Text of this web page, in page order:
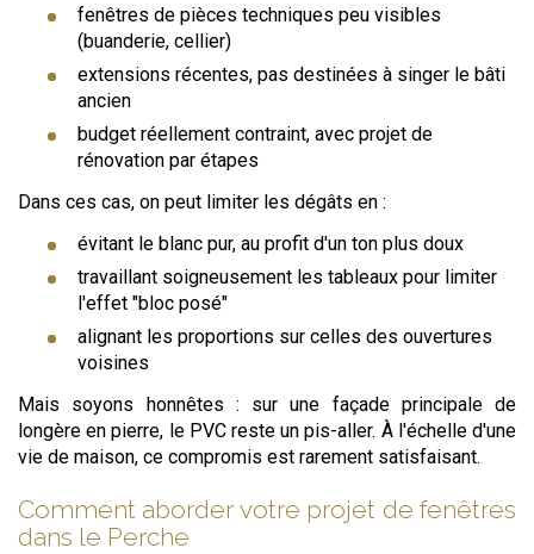
fenêtres de pièces techniques peu visibles
(buanderie, cellier)
extensions récentes, pas destinées à singer le bâti
ancien
budget réellement contraint, avec projet de
rénovation par étapes
Dans ces cas, on peut limiter les dégâts en :
évitant le blanc pur, au profit d'un ton plus doux
travaillant soigneusement les tableaux pour limiter
l'effet "bloc posé"
alignant les proportions sur celles des ouvertures
voisines
Mais soyons honnêtes : sur une façade principale de
longère en pierre, le PVC reste un pis-aller. À l'échelle d'une
vie de maison, ce compromis est rarement satisfaisant.
Comment aborder votre projet de fenêtres
dans le Perche